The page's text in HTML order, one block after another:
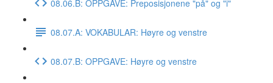
08.06.B: OPPGAVE: Preposisjonene "på" og "i"
08.07.A: VOKABULAR: Høyre og venstre
08.07.B: OPPGAVE: Høyre og venstre